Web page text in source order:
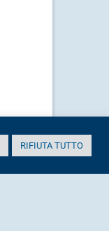
RIFIUTA TUTTO